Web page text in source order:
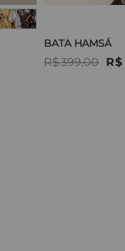
BATA HAMSÁ
R$399,00 R$